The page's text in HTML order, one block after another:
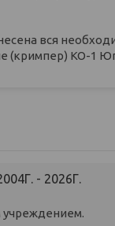
вся
(кримпер) КО-1
- 2026Г.